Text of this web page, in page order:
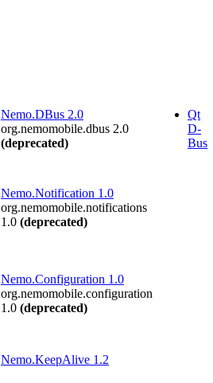
Nemo.DBus 2.0
org.nemomobile.dbus 2.0
(deprecated)
Qt
D-
Bus
Nemo.Notification 1.0
org.nemomobile.notifications
1.0 (deprecated)
Nemo.Configuration 1.0
org.nemomobile.configuration
1.0 (deprecated)
Nemo.KeepAlive 1.2